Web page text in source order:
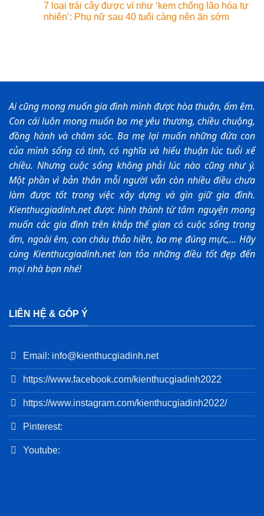
7 loại trái cây được ví như ‘kem chống lão hóa tự
nhiên’: Phụ nữ sau 40 tuổi càng nên ăn sớm
Ai cũng mong muốn gia đình mình được hòa thuận, ấm êm.
Con cái luôn mong muốn ba mẹ yêu thương, chiều chuộng,
đồng hành và chăm sóc. Ba mẹ lại muốn những đứa con
của mình sống có tình, có nghĩa và hiếu thuận lúc tuổi xế
chiều. Nhưng cuộc sống không phải lúc nào cũng như ý.
Một phần vì bản thân mỗi người vẫn còn nhiều điều chưa
làm được tốt trong việc xây dựng và gìn giữ gia đình.
Kienthucgiadinh.net được hình thành từ tâm nguyện mong
muốn các gia đình trên khắp thế gian có cuộc sống trong
ấm, ngoài êm, con cháu thảo hiền, ba mẹ đúng mực,... Hãy
cùng Kienthucgiadinh.net lan tỏa những điều tốt đẹp đến
mọi nhà bạn nhé!
LIÊN HỆ & GÓP Ý
Email: info@kienthucgiadinh.net
https://www.facebook.com/kienthucgiadinh2022
https://www.instagram.com/kienthucgiadinh2022/
Pinterest:
Youtube: